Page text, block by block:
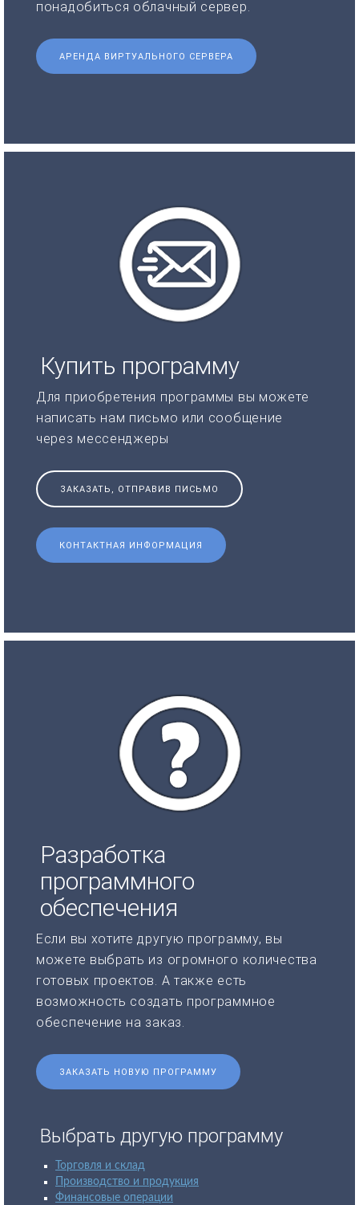
понадобиться облачный сервер.
АРЕНДА ВИРТУАЛЬНОГО СЕРВЕРА
Купить программу
Для приобретения программы вы можете
написать нам письмо или сообщение
через мессенджеры
ЗАКАЗАТЬ, ОТПРАВИВ ПИСЬМО
КОНТАКТНАЯ ИНФОРМАЦИЯ
Разработка
программного
обеспечения
Если вы хотите другую программу, вы
можете выбрать из огромного количества
готовых проектов. А также есть
возможность создать программное
обеспечение на заказ.
ЗАКАЗАТЬ НОВУЮ ПРОГРАММУ
Выбрать другую программу
Торговля и склад
Производство и продукция
Финансовые операции